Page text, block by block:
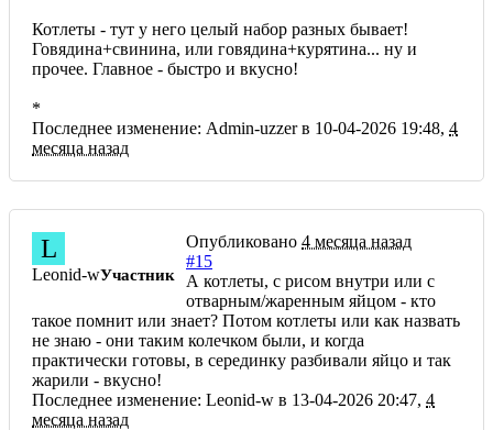
Котлеты - тут у него целый набор разных бывает!
Говядина+свинина, или говядина+курятина... ну и
прочее. Главное - быстро и вкусно!
*
Последнее изменение: Admin-uzzer в 10-04-2026 19:48, 4
месяца назад
L
Leonid-wУчастник
Опубликовано 4 месяца назад
#15
А котлеты, с рисом внутри или с
отварным/жаренным яйцом - кто
такое помнит или знает? Потом котлеты или как назвать
не знаю - они таким колечком были, и когда
практически готовы, в серединку разбивали яйцо и так
жарили - вкусно!
Последнее изменение: Leonid-w в 13-04-2026 20:47, 4
месяца назад